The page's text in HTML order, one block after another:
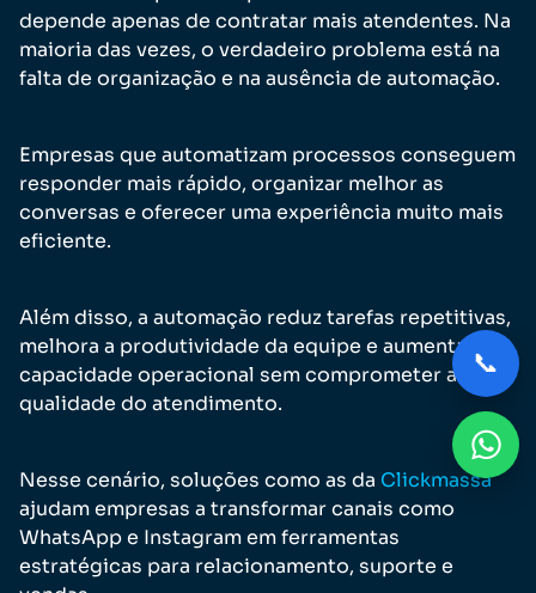
📞
depende apenas de contratar mais atendentes. Na
maioria das vezes, o verdadeiro problema está na
falta de organização e na ausência de automação.
Empresas que automatizam processos conseguem
responder mais rápido, organizar melhor as
conversas e oferecer uma experiência muito mais
eficiente.
Além disso, a automação reduz tarefas repetitivas,
melhora a produtividade da equipe e aumenta a
capacidade operacional sem comprometer a
qualidade do atendimento.
Nesse cenário, soluções como as da Clickmassa
ajudam empresas a transformar canais como
WhatsApp e Instagram em ferramentas
estratégicas para relacionamento, suporte e